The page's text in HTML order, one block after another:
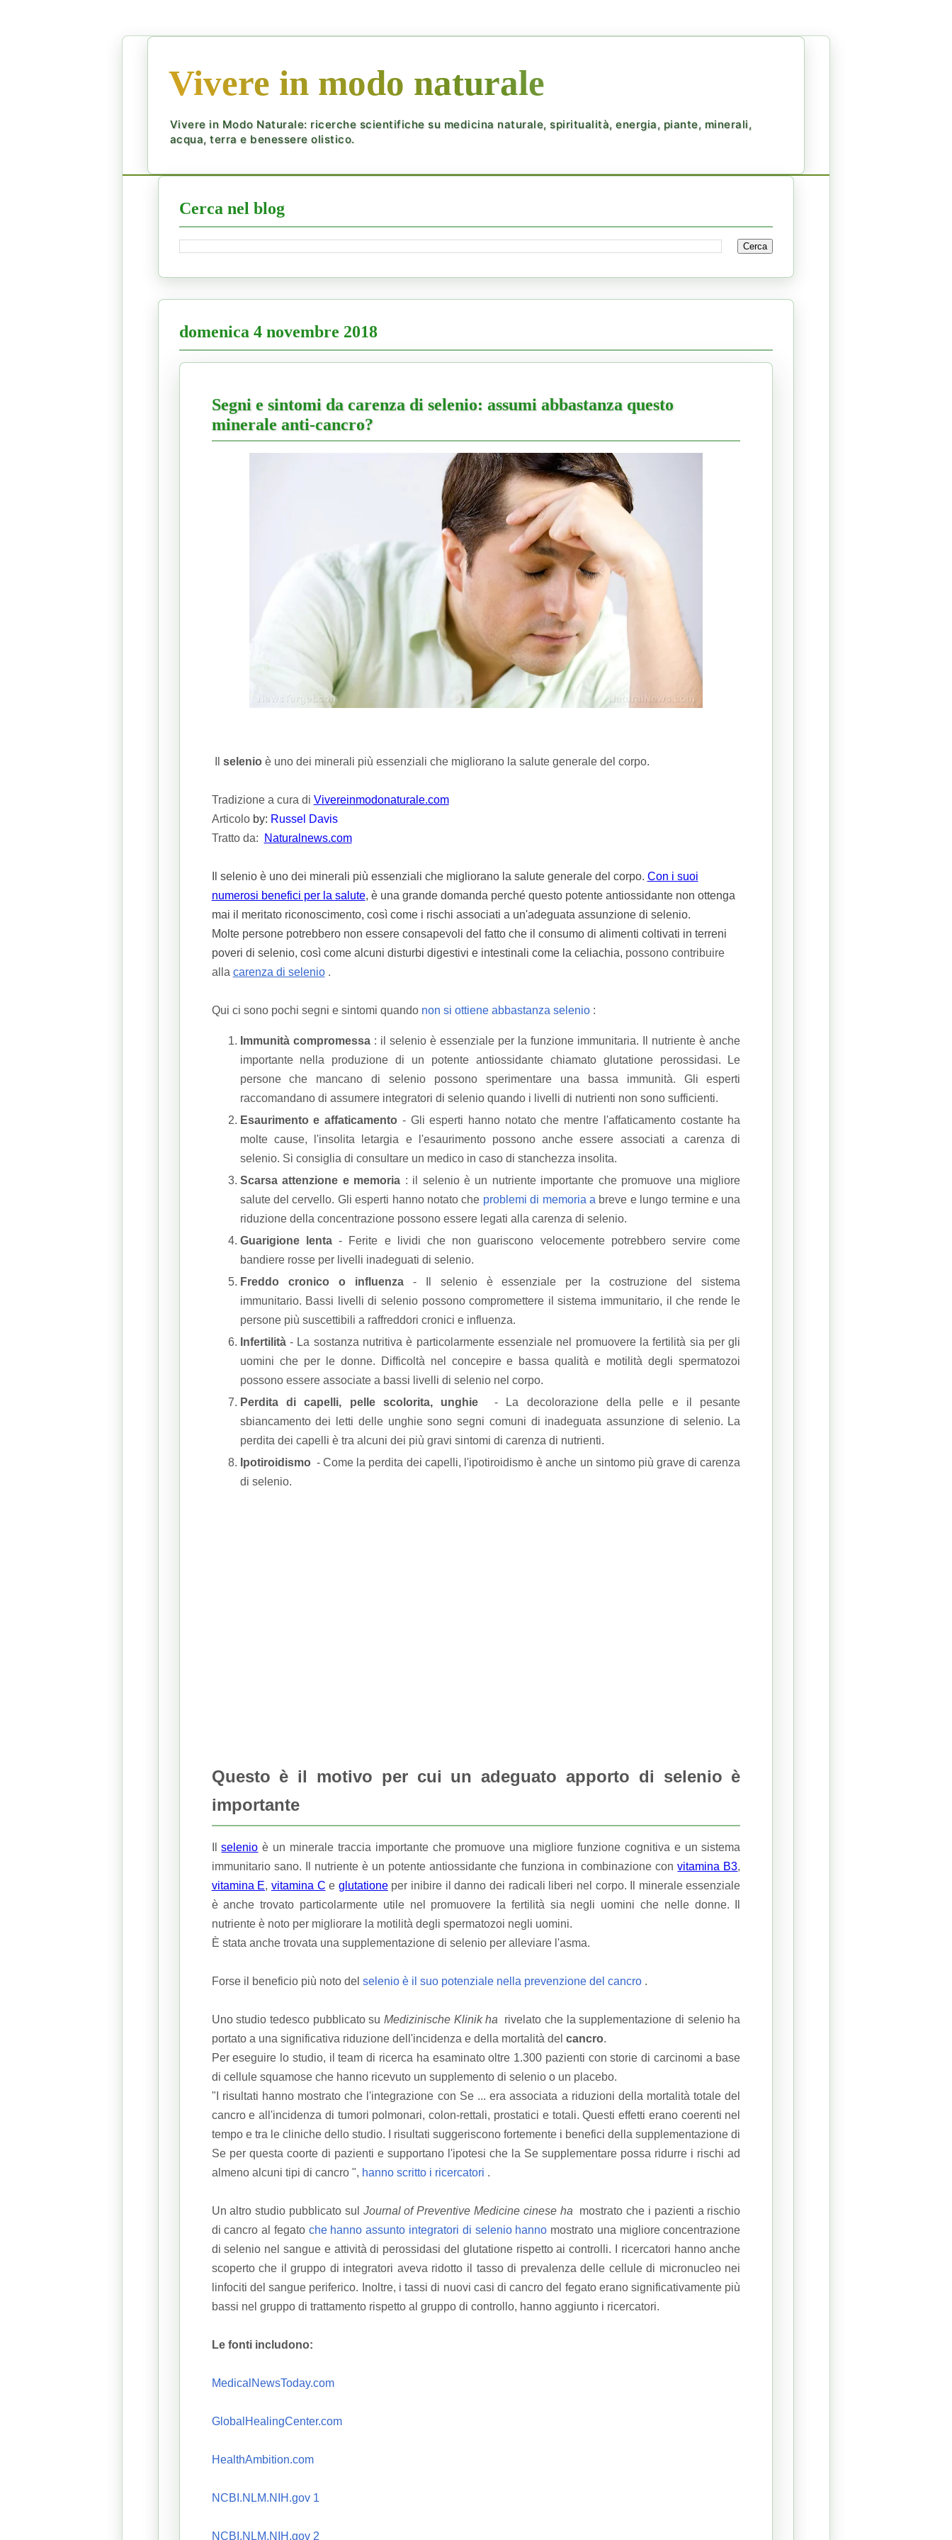
Vivere in modo naturale
Vivere in Modo Naturale: ricerche scientifiche su medicina naturale, spiritualità, energia, piante, minerali,
acqua, terra e benessere olistico.
Cerca nel blog
domenica 4 novembre 2018
Segni e sintomi da carenza di selenio: assumi abbastanza questo
minerale anti-cancro?
selenioè uno dei minerali più essenziali che migliorano la salute generale del corpo.
Tradizione a cura di Vivereinmodonaturale.com
Articolo by: Russel Davis
Tratto da:
Naturalnews.com
Il selenio è uno dei minerali più essenziali che migliorano la salute generale del corpo. Con i suoi
numerosi benefici per la salute, è una grande domanda perché questo potente antiossidante non ottenga
mai il meritato riconoscimento, così come i rischi associati a un'adeguata assunzione di selenio.
Molte persone potrebbero non essere consapevoli del fatto che il consumo di alimenti coltivati ​​in terreni
poveri di selenio, così come alcuni disturbi digestivi e intestinali come la celiachia, possono contribuire
alla carenza di selenio.
Qui ci sono pochi segni e sintomi quando non si ottiene abbastanza selenio:
Immunità compromessa: il selenio è essenziale per la funzione immunitaria.
Il nutriente è anche
importante nella produzione di un potente antiossidante chiamato glutatione perossidasi.
Le
persone che mancano di selenio possono sperimentare una bassa immunità. Gli esperti
raccomandano di assumere integratori di selenio quando i livelli di nutrienti non sono sufficienti.
Esaurimento e affaticamento - Gli esperti hanno notato che mentre l'affaticamento costante ha
molte cause, l'insolita letargia e l'esaurimento possono anche essere associati a carenza di
selenio. Si consiglia di consultare un medico in caso di stanchezza insolita.
Scarsa attenzione e memoria : il selenio è un nutriente importante che promuove una migliore
salute del cervello. Gli esperti hanno notato che problemi di memoria a breve e lungo terminee una
riduzione della concentrazione possono essere legati alla carenza di selenio.
Guarigione lenta- Ferite e lividi che non guariscono velocemente potrebbero servire come
bandiere rosse per livelli inadeguati di selenio.
Freddo cronico o influenza- Il selenio è essenziale per la costruzione del sistema
immunitario. Bassi livelli di selenio possono compromettere il sistema immunitario, il che rende le
persone più suscettibili a raffreddori cronici e influenza.
Infertilità- La sostanza nutritiva è particolarmente essenziale nel promuovere la fertilità sia per gli
uomini che per le donne.
Difficoltà nel concepire e bassa qualità e motilità degli spermatozoi
possono essere associate a bassi livelli di selenio nel corpo.
Perdita di capelli, pelle scolorita, unghie - La decolorazione della pelle e il pesante
sbiancamento dei letti delle unghie sono segni comuni di inadeguata assunzione di selenio. La
perdita dei capelli è tra alcuni dei più gravi sintomi di carenza di nutrienti.
Ipotiroidismo- Come la perdita dei capelli, l'ipotiroidismo è anche un sintomo più grave di carenza
di selenio.
Questo è il motivo per cui un adeguato apporto di selenio è
importante
Ilselenio è un minerale traccia importante che promuove una migliore funzione cognitiva e un sistema
immunitario sano.
Il nutriente è un potente antiossidante che funziona in combinazione convitamina B3,
vitamina E, vitamina C e glutationeper inibire il danno dei radicali liberi nel corpo.
Il minerale essenziale
è anche trovato particolarmente utile nel promuovere la fertilità sia negli uomini che nelle donne.
nutriente è noto per migliorare la motilità degli spermatozoi negli uomini.
È stata anche trovata una supplementazione di selenio per alleviare l'asma.
Forse il beneficio più noto del selenio è il suo potenziale nella prevenzione del cancro.
Uno studio tedesco pubblicato su Medizinische Klinik ha
rivelato che la supplementazione di selenio ha
portato a una significativa riduzione dell'incidenza e della mortalità del cancro.
Per eseguire lo studio, il team di ricerca ha esaminato oltre 1.300 pazienti con storie di carcinomi a base
di cellule squamose che hanno ricevuto un supplemento di selenio o un placebo.
"I risultati hanno mostrato che l'integrazione con Se ... era associata a riduzioni della mortalità totale del
cancro e all'incidenza di tumori polmonari, colon-rettali, prostatici e totali.Questi effetti erano coerenti nel
tempo e tra le cliniche dello studio.
I risultati suggeriscono fortemente i benefici della supplementazione di
Se per questa coorte di pazienti e supportano l'ipotesi che la Se supplementare possa ridurre i rischi ad
almeno alcuni tipi di cancro ", hanno scritto i ricercatori .
Un altro studio pubblicato sul Journal of Preventive Medicine cinese ha
mostrato che i pazienti a rischio
di cancro al fegato che hanno assunto integratori di selenio hanno mostrato una migliore concentrazione
di selenio nel sangue e attività di perossidasi del glutatione rispetto ai controlli.
I ricercatori hanno anche
scoperto che il gruppo di integratori aveva ridotto il tasso di prevalenza delle cellule di micronucleo nei
linfociti del sangue periferico.
Inoltre, i tassi di nuovi casi di cancro del fegato erano significativamente più
bassi nel gruppo di trattamento rispetto al gruppo di controllo, hanno aggiunto i ricercatori.
Le fonti includono:
MedicalNewsToday.com
GlobalHealingCenter.com
HealthAmbition.com
NCBI.NLM.NIH.gov 1
NCBI.NLM.NIH.gov 2